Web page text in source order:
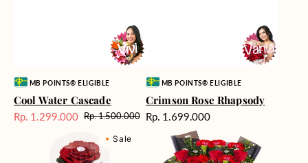
Vendor:MB POINTS® ELIGIBLE
Cool Water Cascade
Harga
Rp. 1.299.000 Harga
reguler
Rp. 1.500.000
Vendor:MB POINTS® ELIGIBLE
Crimson Rose Rhapsody
Harga
Rp. 1.699.000
Sale
Passion